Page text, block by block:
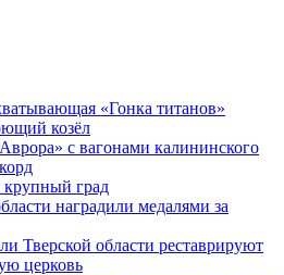
«Гонка титанов»
козёл
с вагонами калининского
град
наградили медалями за
Тверской области реставрируют
церковь